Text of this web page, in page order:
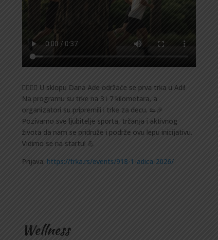
🏃‍♂️🏃‍♀️ U sklopu Dana Ade održaće se prva trka u Adi!
Na programu su trke na 3 i 7 kilometara, a
organizatori su pripremili i trke za decu. 👟🎉
Pozivamo sve ljubitelje sporta, trčanja i aktivnog
života da nam se pridruže i podrže ovu lepu inicijativu.
Vidimo se na startu! 💪
Prijava: https://trka.rs/events/918-1-adica-2026/
Wellness